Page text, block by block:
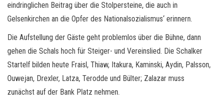
eindringlichen Beitrag über die Stolpersteine, die auch in
Gelsenkirchen an die Opfer des Nationalsozialismus‘ erinnern.
Die Aufstellung der Gäste geht problemlos über die Bühne, dann
gehen die Schals hoch für Steiger- und Vereinslied. Die Schalker
Startelf bilden heute Fraisl, Thiaw, Itakura, Kaminski, Aydin, Palsson,
Ouwejan, Drexler, Latza, Terodde und Bülter; Zalazar muss
zunächst auf der Bank Platz nehmen.